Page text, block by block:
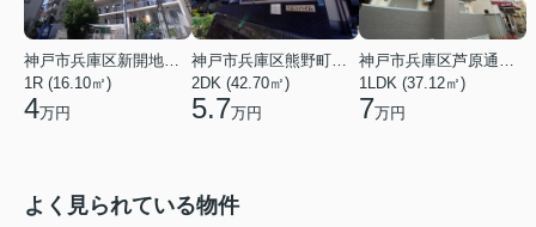
神戸市兵庫区新開地１丁目
1R (16.10㎡)
4万円
神戸市兵庫区熊野町４丁目
2DK (42.70㎡)
5.7万円
神戸市兵庫区芦原通４丁目
1LDK (37.12㎡)
7万円
よく見られている物件